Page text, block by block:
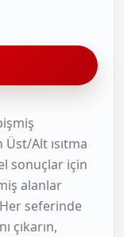
Üst/Alt ısıtma
sonuçlar için
alanlar
Her seferinde
çıkarın,